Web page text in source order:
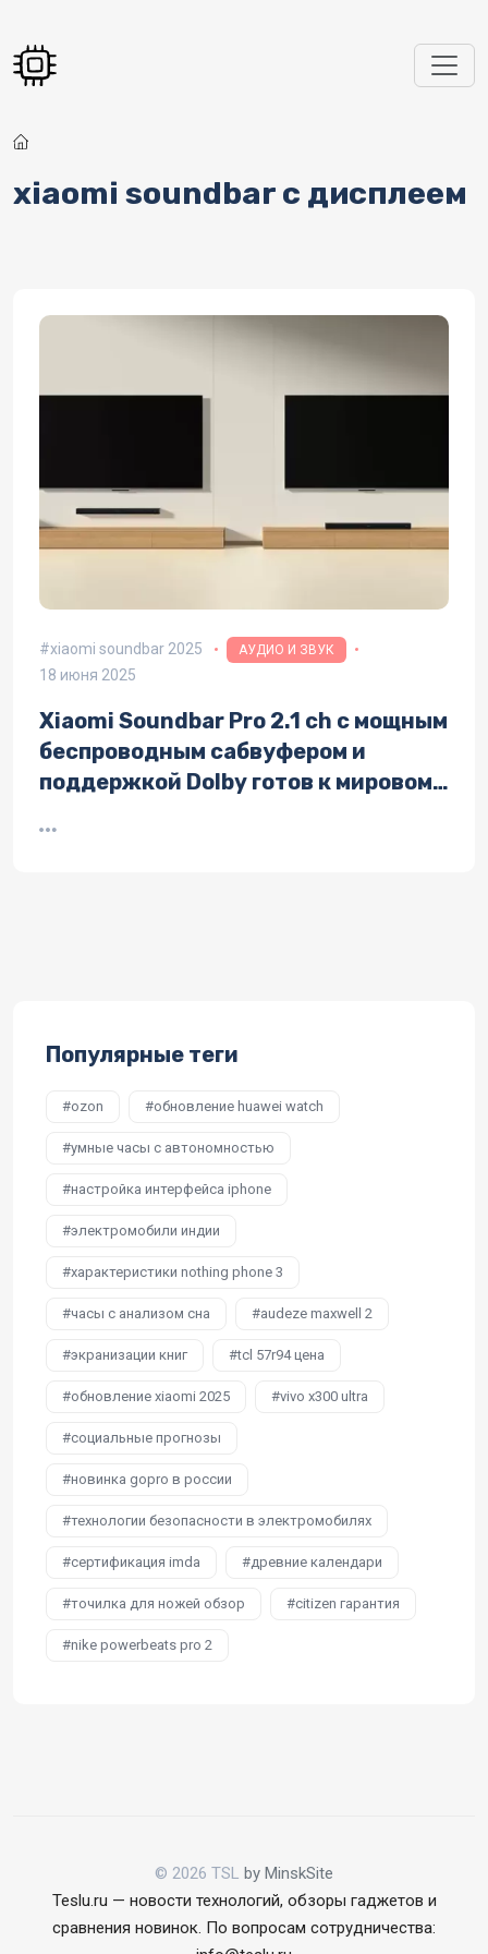
xiaomi soundbar с дисплеем
xiaomi soundbar 2025 АУДИО И ЗВУК
18 июня 2025
Xiaomi Soundbar Pro 2.1 ch с мощным
беспроводным сабвуфером и
поддержкой Dolby готов к мировому
Популярные теги
ozon обновление huawei watch
умные часы с автономностью
настройка интерфейса iphone
электромобили индии
характеристики nothing phone 3
часы с анализом сна audeze maxwell 2
экранизации книг tcl 57r94 цена
обновление xiaomi 2025 vivo x300 ultra
социальные прогнозы
новинка gopro в россии
технологии безопасности в электромобилях
сертификация imda древние календари
точилка для ножей обзор citizen гарантия
nike powerbeats pro 2
© 2026 TSL by MinskSite
Teslu.ru — новости технологий, обзоры гаджетов и
сравнения новинок. По вопросам сотрудничества: